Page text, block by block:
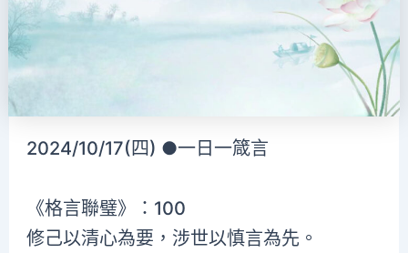
2024/10/17(四) ●一日一箴言
《格言聯璧》：100
修己以清心為要，涉世以慎言為先。